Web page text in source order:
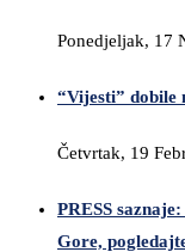
Ponedjeljak, 17
“Vijesti” dobile
Četvrtak, 19
PRESS
Gore,